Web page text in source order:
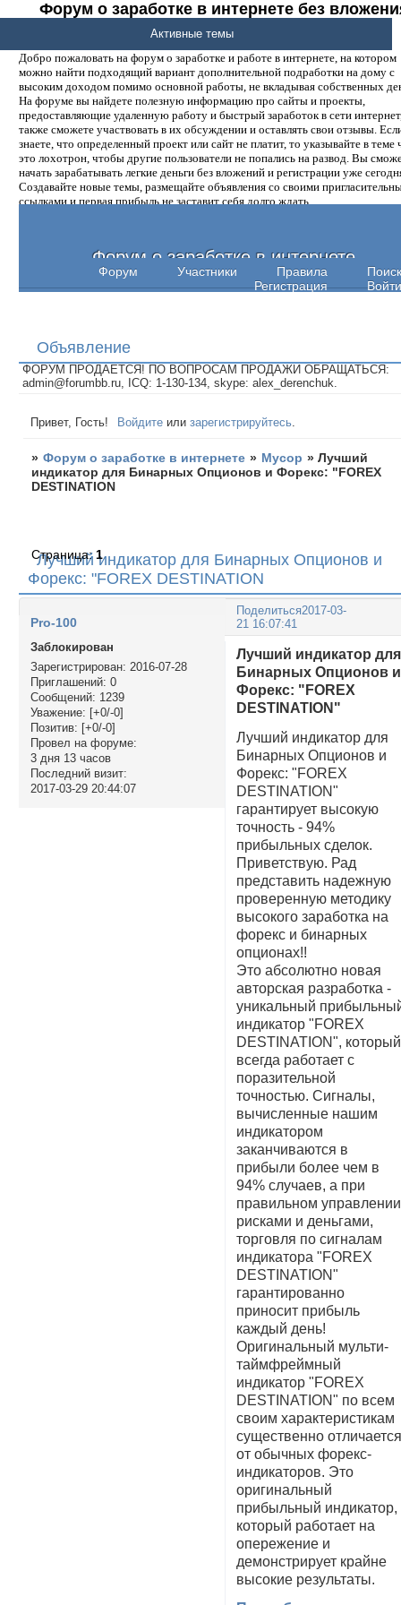
Форум о заработке в интернете без
денег.
Добро пожаловать на форум о заработке и работе в интернете, на котором
можно найти подходящий вариант дополнительной подработки на дому с
высоким доходом помимо основной работы, не вкладывая собственных
На форуме вы найдете полезную информацию про сайты и проекты,
предоставляющие удаленную работу и быстрый заработок в сети
также сможете участвовать в их обсуждении и оставлять свои отзывы.
знаете, что определенный проект или сайт не платит, то указывайте в теме
это лохотрон, чтобы другие пользователи не попались на развод. Вы
начать зарабатывать легкие деньги без вложений и регистрации уже
Создавайте новые темы, размещайте объявления со своими
ссылками и первая прибыль не заставит себя долго ждать.
Форум о заработке в интернете
Форум Участники Правила
Поиск
Регистрация
Войти
Активные темы
Объявление
ФОРУМ ПРОДАЕТСЯ! ПО ВОПРОСАМ ПРОДАЖИ ОБРАЩАТЬСЯ:
admin@forumbb.ru, ICQ: 1-130-134, skype: alex_derenchuk.
Привет, Гость! Войдите илизарегистрируйтесь
» Форум о заработке в интернете » Мусор »Лучший
индикатор для Бинарных Опционов и Форекс: "FOREX
DESTINATION
Лучший индикатор для Бинарных Опционов и
Форекс: "FOREX DESTINATION
Страница: 1
Поделиться2017-03-
21 16:07:41
Pro-100
Заблокирован
Зарегистрирован: 2016-07-28
Приглашений: 0
Сообщений: 1239
Уважение: [+0/-0]
Позитив: [+0/-0]
Провел на форуме:
3 дня 13 часов
Последний визит:
2017-03-29 20:44:07
Лучший индикатор для
Бинарных Опционов и
Форекс: "FOREX
DESTINATION"
Лучший индикатор для
Бинарных Опционов и
Форекс: "FOREX
DESTINATION"
гарантирует высокую
точность - 94%
прибыльных сделок.
Приветствую. Рад
представить надежную
проверенную методику
высокого заработка на
форекс и бинарных
опционах!!
Это абсолютно новая
авторская разработка -
уникальный
индикатор "FOREX
DESTINATION", который
всегда работает с
поразительной
точностью. Сигналы,
вычисленные нашим
индикатором
заканчиваются в
прибыли более чем в
94% случаев, а при
правильном управлении
рисками и деньгами,
торговля по сигналам
индикатора "FOREX
DESTINATION"
гарантированно
приносит прибыль
каждый день!
Оригинальный мульти-
таймфреймный
индикатор "FOREX
DESTINATION" по всем
своим характеристикам
существенно
от обычных форекс-
индикаторов. Это
оригинальный
прибыльный индикатор,
который работает на
опережение и
демонстрирует крайне
высокие результаты.